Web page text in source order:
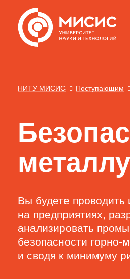
НИТУ МИСИС Поступающим
Вы будете проводить
на предприятиях,
анализировать
безопасности горно-
и сводя к минимуму